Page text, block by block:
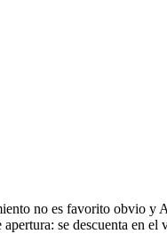
no es favorito obvio y
se descuenta en